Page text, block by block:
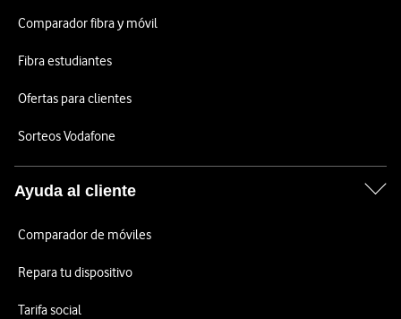
Comparador fibra y móvil
Fibra estudiantes
Ofertas para clientes
Sorteos Vodafone
Ayuda al cliente
Comparador de móviles
Repara tu dispositivo
Tarifa social